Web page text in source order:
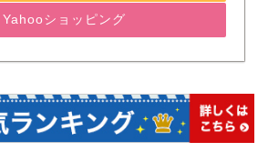
Yahooショッピング